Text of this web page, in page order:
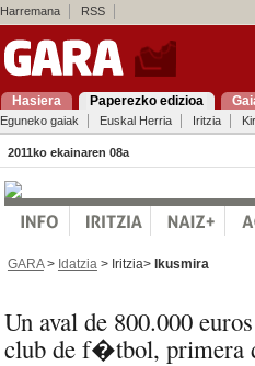
Harremana RSS
Hasiera Paperezko edizioa
Eguneko gaiak Euskal Herria Iritzia
2011ko ekainaren 08a
GARA> Idatzia > Iritzia> Ikusmira
Un aval de 800.000
club de f�tbol, primera